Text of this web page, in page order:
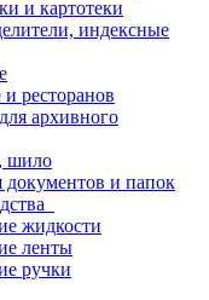
и картотеки
индексные
ресторанов
архивного
шило
документов и папок
жидкости
ленты
ручки